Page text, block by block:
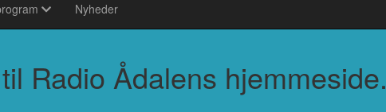
Nyheder
Radio Ådalens hjemmeside.